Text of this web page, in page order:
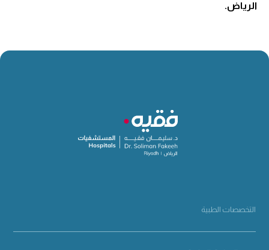
الرياض.
التخصصات الطبية